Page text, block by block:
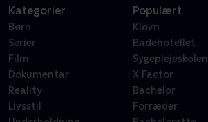
Kategorier
Børn
Serier
Film
Dokumentar
Reality
Livsstil
Populært
Klovn
Badehotellet
Sygeplejeskolen
X Factor
Bachelor
Forræder